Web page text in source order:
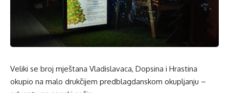
Veliki se broj mještana Vladislavaca, Dopsina i Hrastina
okupio na malo drukčijem predblagdanskom okupljanju –